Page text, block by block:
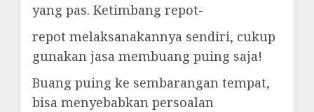
yang pas. Ketimbang repot-
repot melaksanakannya sendiri, cukup
gunakan jasa membuang puing saja!
Buang puing ke sembarangan tempat,
bisa menyebabkan persoalan